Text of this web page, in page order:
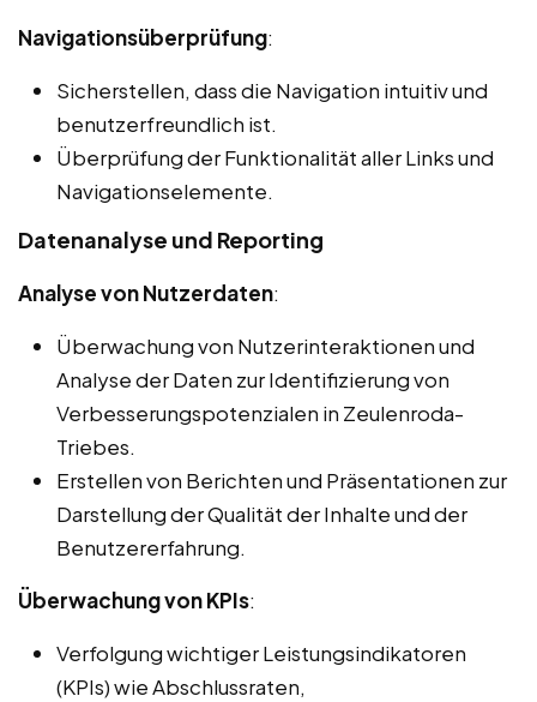
Navigationsüberprüfung:
Sicherstellen, dass die Navigation intuitiv und
benutzerfreundlich ist.
Überprüfung der Funktionalität aller Links und
Navigationselemente.
Datenanalyse und Reporting
Analyse von Nutzerdaten:
Überwachung von Nutzerinteraktionen und
Analyse der Daten zur Identifizierung von
Verbesserungspotenzialen in Zeulenroda-
Triebes.
Erstellen von Berichten und Präsentationen zur
Darstellung der Qualität der Inhalte und der
Benutzererfahrung.
Überwachung von KPIs:
Verfolgung wichtiger Leistungsindikatoren
(KPIs) wie Abschlussraten,